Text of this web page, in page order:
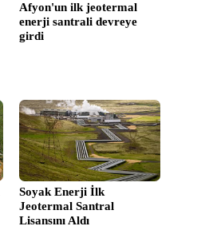
Afyon'un ilk jeotermal
enerji santrali devreye
girdi
Soyak Enerji İlk
Jeotermal Santral
Lisansını Aldı